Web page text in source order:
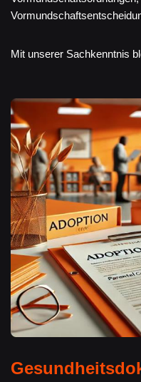
Mit unserer Sachkenntnis